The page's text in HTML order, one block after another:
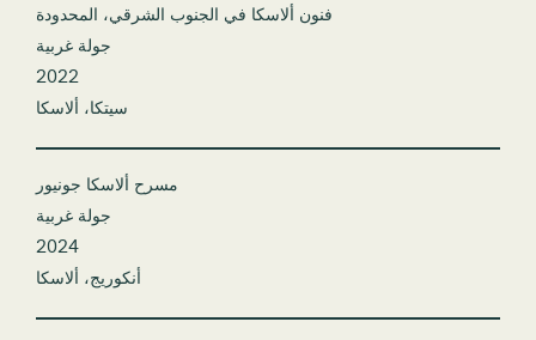
فنون ألاسكا في الجنوب الشرقي، المحدودة
جولة غربية
2022
سيتكا، ألاسكا
مسرح ألاسكا جونيور
جولة غربية
2024
أنكوريج، ألاسكا